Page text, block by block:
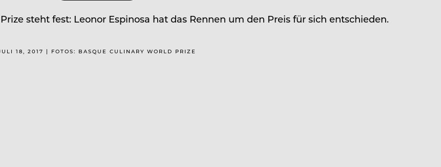
steht fest: Leonor Espinosa hat das Rennen um den Preis für sich entschieden.
18, 2017 | FOTOS: BASQUE CULINARY WORLD PRIZE